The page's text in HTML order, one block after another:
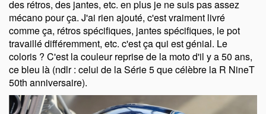
des rétros, des jantes, etc. en plus je ne suis pas assez
mécano pour ça. J'ai rien ajouté, c'est vraiment livré
comme ça, rétros spécifiques, jantes spécifiques, le pot
travaillé différemment, etc. c'est ça qui est génial. Le
coloris ? C'est la couleur reprise de la moto d'il y a 50 ans,
ce bleu là (ndlr : celui de la Série 5 que célèbre la R NineT
50th anniversaire).